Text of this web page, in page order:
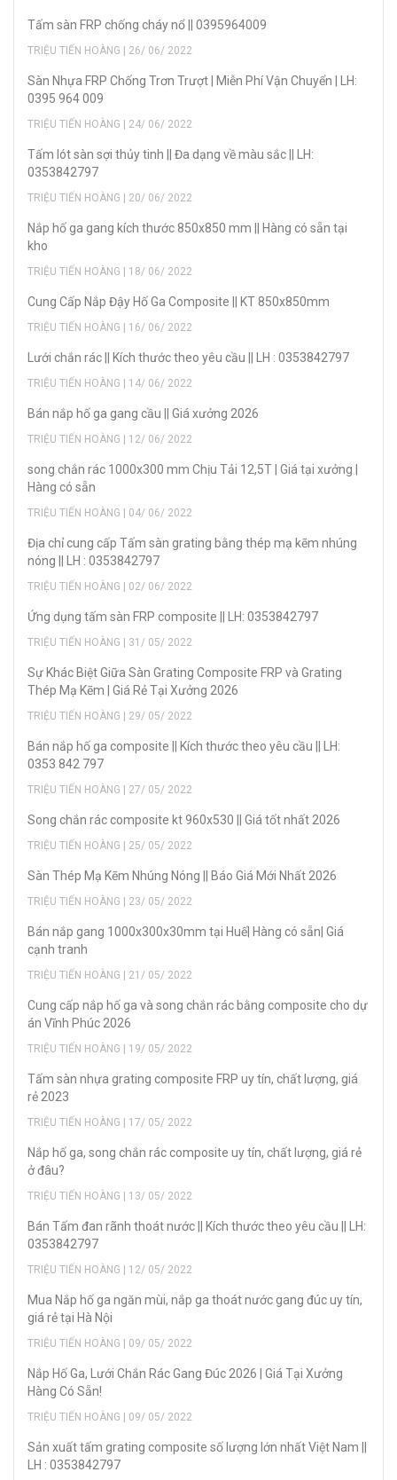
Tấm sàn FRP chống cháy nổ || 0395964009
TRIỆU TIẾN HOÀNG | 26/ 06/ 2022
Sàn Nhựa FRP Chống Trơn Trượt | Miễn Phí Vận Chuyển | LH:
0395 964 009
TRIỆU TIẾN HOÀNG | 24/ 06/ 2022
Tấm lót sàn sợi thủy tinh || Đa dạng về màu sắc || LH:
0353842797
TRIỆU TIẾN HOÀNG | 20/ 06/ 2022
Nắp hố ga gang kích thước 850x850 mm || Hàng có sẵn tại
kho
TRIỆU TIẾN HOÀNG | 18/ 06/ 2022
Cung Cấp Nắp Đậy Hố Ga Composite || KT 850x850mm
TRIỆU TIẾN HOÀNG | 16/ 06/ 2022
Lưới chắn rác || Kích thước theo yêu cầu || LH : 0353842797
TRIỆU TIẾN HOÀNG | 14/ 06/ 2022
Bán nắp hố ga gang cầu || Giá xưởng 2026
TRIỆU TIẾN HOÀNG | 12/ 06/ 2022
song chắn rác 1000x300 mm Chịu Tải 12,5T | Giá tại xưởng |
Hàng có sẵn
TRIỆU TIẾN HOÀNG | 04/ 06/ 2022
Địa chỉ cung cấp Tấm sàn grating bằng thép mạ kẽm nhúng
nóng || LH : 0353842797
TRIỆU TIẾN HOÀNG | 02/ 06/ 2022
Ứng dụng tấm sàn FRP composite || LH: 0353842797
TRIỆU TIẾN HOÀNG | 31/ 05/ 2022
Sự Khác Biệt Giữa Sàn Grating Composite FRP và Grating
Thép Mạ Kẽm | Giá Rẻ Tại Xưởng 2026
TRIỆU TIẾN HOÀNG | 29/ 05/ 2022
Bán nắp hố ga composite || Kích thước theo yêu cầu || LH:
0353 842 797
TRIỆU TIẾN HOÀNG | 27/ 05/ 2022
Song chắn rác composite kt 960x530 || Giá tốt nhất 2026
TRIỆU TIẾN HOÀNG | 25/ 05/ 2022
Sàn Thép Mạ Kẽm Nhúng Nóng || Báo Giá Mới Nhất 2026
TRIỆU TIẾN HOÀNG | 23/ 05/ 2022
Bán nắp gang 1000x300x30mm tại Huế| Hàng có sẵn| Giá
cạnh tranh
TRIỆU TIẾN HOÀNG | 21/ 05/ 2022
Cung cấp nắp hố ga và song chắn rác bằng composite cho dự
án Vĩnh Phúc 2026
TRIỆU TIẾN HOÀNG | 19/ 05/ 2022
Tấm sàn nhựa grating composite FRP uy tín, chất lượng, giá
rẻ 2023
TRIỆU TIẾN HOÀNG | 17/ 05/ 2022
Nắp hố ga, song chắn rác composite uy tín, chất lượng, giá rẻ
ở đâu?
TRIỆU TIẾN HOÀNG | 13/ 05/ 2022
Bán Tấm đan rãnh thoát nước || Kích thước theo yêu cầu || LH:
0353842797
TRIỆU TIẾN HOÀNG | 12/ 05/ 2022
Mua Nắp hố ga ngăn mùi, nắp ga thoát nước gang đúc uy tín,
giá rẻ tại Hà Nội
TRIỆU TIẾN HOÀNG | 09/ 05/ 2022
Nắp Hố Ga, Lưới Chắn Rác Gang Đúc 2026 | Giá Tại Xưởng
Hàng Có Sẵn!
TRIỆU TIẾN HOÀNG | 09/ 05/ 2022
Sản xuất tấm grating composite số lượng lớn nhất Việt Nam ||
LH : 0353842797